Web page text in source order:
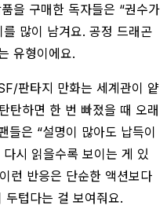
을 구매한 독자들은 “권수가
많이 남겨요. 공정 드래곤
유형이에요.
판타지 만화는 세계관이 얕
탄하면 한 번 빠졌을 때 오래
들은 “설명이 많아도 납득이
시 읽을수록 보이는 게 있
런 반응은 단순한 액션보다
텁다는 걸 보여줘요.